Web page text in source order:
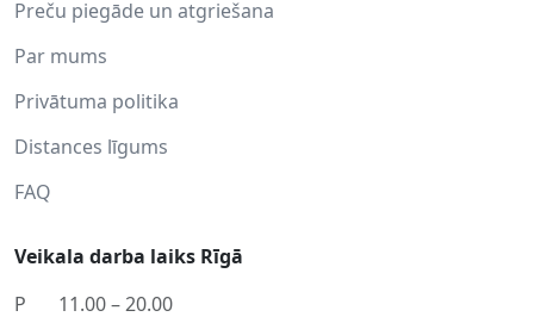
Preču piegāde un atgriešana
Par mums
Privātuma politika
Distances līgums
FAQ
Veikala darba laiks Rīgā
P
11.00 – 20.00